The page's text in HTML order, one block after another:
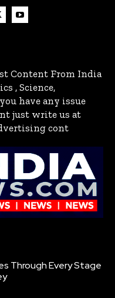
Content From India
, Science,
have any issue
just write us at
cont
Through Every Stage